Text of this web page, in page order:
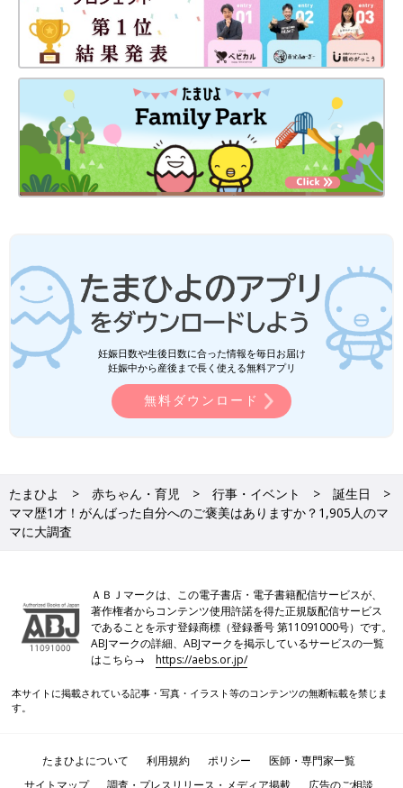
妊娠日数や生後日数に合った情報を毎日お届け
妊娠中から産後まで長く使える無料アプリ
無料ダウンロード
たまひよ 赤ちゃん・育児 行事・イベント
誕生日
ママ歴1才！がんばった自分へのご褒美はありますか？1,905人のマ
マに大調査
ＡＢＪマークは、この電子書店・電子書籍配信サービスが、
著作権者からコンテンツ使用許諾を得た正規版配信サービス
であることを示す登録商標（登録番号 第11091000号）です。
ABJマークの詳細、ABJマークを掲示しているサービスの一覧
はこちら→https://aebs.or.jp/
本サイトに掲載されている記事・写真・イラスト等のコンテンツの無断転載を禁じま
す。
たまひよについて 利用規約 ポリシー
医師・専門家一覧